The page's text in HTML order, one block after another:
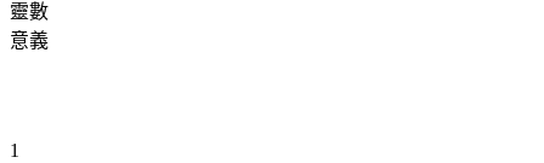
靈數
意義
1